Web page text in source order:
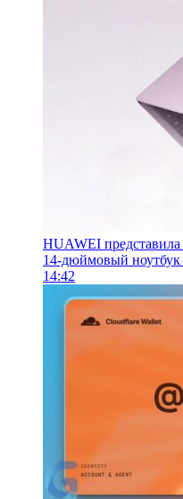
HUAWEI
14-дюймовый ноутбук
14:42